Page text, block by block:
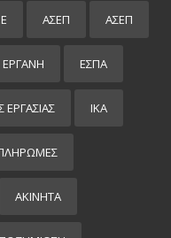
ΑΣΕΠ ΑΣΕΠ
ΕΡΓΑΝΗ ΕΣΠΑ
ΕΡΓΑΣΙΑΣ ΙΚΑ
ΑΚΙΝΗΤΑ